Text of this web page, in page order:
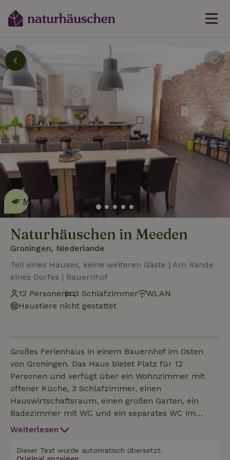
Dies ist ein
umweltschonendes
Naturhäuschen
Mehr erfahren
Naturhäuschen in Meeden
Groningen, Niederlande
Teil eines Hauses, keine weiteren Gäste | Am Rande
eines Dorfes | Bauernhof
12 Personen
3 Schlafzimmer
WLAN
Haustiere nicht gestattet
Großes Ferienhaus in einem Bauernhof im Osten
von Groningen. Das Haus bietet Platz für 12
Personen und verfügt über ein Wohnzimmer mit
offener Küche, 3 Schlafzimmer, einen
Hauswirtschaftsraum, einen großen Garten, ein
Badezimmer mit WC und ein separates WC im
Obergeschoss. Das gemütliche Wohnzimmer hat
einen Esstisch, eine offene Küche, eine Bar mit
Weiterlesen
Dieser Text wurde automatisch übersetzt.